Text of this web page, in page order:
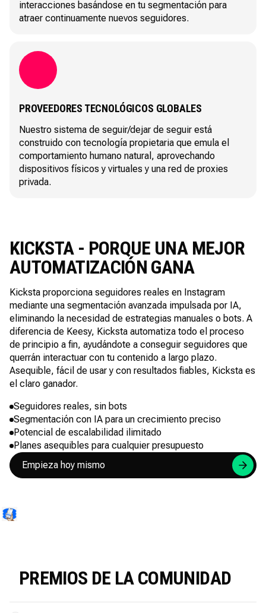
interacciones basándose en tu segmentación para
atraer continuamente nuevos seguidores.
PROVEEDORES TECNOLÓGICOS GLOBALES
Nuestro sistema de seguir/dejar de seguir está
construido con tecnología propietaria que emula el
comportamiento humano natural, aprovechando
dispositivos físicos y virtuales y una red de proxies
privada.
KICKSTA - PORQUE UNA MEJOR
AUTOMATIZACIÓN GANA
Kicksta proporciona seguidores reales en Instagram
mediante una segmentación avanzada impulsada por IA,
eliminando la necesidad de estrategias manuales o bots. A
diferencia de Keesy, Kicksta automatiza todo el proceso
de principio a fin, ayudándote a conseguir seguidores que
querrán interactuar con tu contenido a largo plazo.
Asequible, fácil de usar y con resultados fiables, Kicksta es
el claro ganador.
Seguidores reales, sin bots
Segmentación con IA para un crecimiento preciso
Potencial de escalabilidad ilimitado
Planes asequibles para cualquier presupuesto
Empieza hoy mismo
PREMIOS DE LA COMUNIDAD